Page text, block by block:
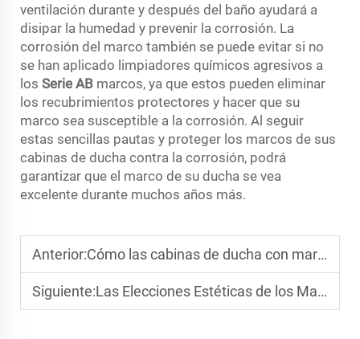
ventilación durante y después del baño ayudará a
disipar la humedad y prevenir la corrosión. La
corrosión del marco también se puede evitar si no
se han aplicado limpiadores químicos agresivos a
los Serie AB marcos, ya que estos pueden eliminar
los recubrimientos protectores y hacer que su
marco sea susceptible a la corrosión. Al seguir
estas sencillas pautas y proteger los marcos de sus
cabinas de ducha contra la corrosión, podrá
garantizar que el marco de su ducha se vea
excelente durante muchos años más.
Anterior:Cómo las cabinas de ducha con marco simplifican la instalación en proyectos de rehabilitación
Siguiente:Las Elecciones Estéticas de los Mamparos con Marco en las Tendencias de Diseño de 2025